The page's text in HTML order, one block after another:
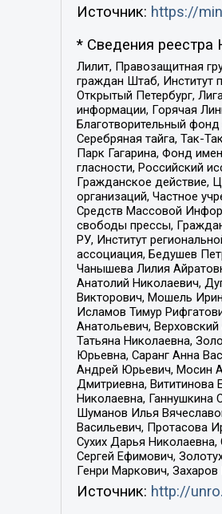
Источник: https://
* Сведения реестра
Лилит, Правозащитная
граждан Штаб, Институт
Открытый Петербург,
информации, Горячая
Благотворительный
Серебряная тайга, Так-
Парк Гагарина, Фонд
гласности, Российский
Гражданское действие,
организаций, Частное
Средств Массовой
свободы прессы,
РУ, Институт
ассоциация, Бедушев
Чанышева Лилия
Анатолий Николаевич,
Викторович, Мошель
Исламов Тимур
Анатольевич,
Татьяна Николаевна,
Юрьевна, Саранг Анна
Андрей Юрьевич, Мосин
Дмитриевна, Вититинова
Николаевна, Ганнушкина
Шуманов Илья
Васильевич, Протасова
Сухих Дарья
Сергей Ефимович,
Генри Маркович,
Источник: http://